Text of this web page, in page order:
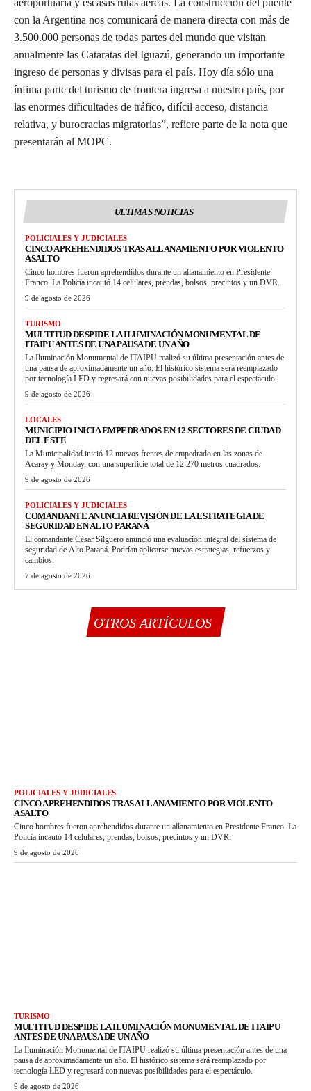
con la Argentina nos comunicará de manera directa con más de
3.500.000 personas de todas partes del mundo que visitan
anualmente las Cataratas del Iguazú, generando un importante
ingreso de personas y divisas para el país. Hoy día sólo una
ínfima parte del turismo de frontera ingresa a nuestro país, por
las enormes dificultades de tráfico, difícil acceso, distancia
relativa, y burocracias migratorias”, refiere parte de la nota que
presentarán al MOPC.
ULTIMAS NOTICIAS
POLICIALES Y JUDICIALES
CINCO APREHENDIDOS TRAS ALLANAMIENTO POR VIOLENTO
ASALTO
Cinco hombres fueron aprehendidos durante un allanamiento en Presidente
Franco. La Policía incautó 14 celulares, prendas, bolsos, precintos y un DVR.
9 de agosto de 2026
TURISMO
MULTITUD DESPIDE LA ILUMINACIÓN MONUMENTAL DE
ITAIPU ANTES DE UNA PAUSA DE UN AÑO
La Iluminación Monumental de ITAIPU realizó su última presentación antes de
una pausa de aproximadamente un año. El histórico sistema será reemplazado
por tecnología LED y regresará con nuevas posibilidades para el espectáculo.
9 de agosto de 2026
LOCALES
MUNICIPIO INICIA EMPEDRADOS EN 12 SECTORES DE CIUDAD
DEL ESTE
La Municipalidad inició 12 nuevos frentes de empedrado en las zonas de
Acaray y Monday, con una superficie total de 12.270 metros cuadrados.
9 de agosto de 2026
POLICIALES Y JUDICIALES
COMANDANTE ANUNCIA REVISIÓN DE LA ESTRATEGIA DE
SEGURIDAD EN ALTO PARANÁ
El comandante César Silguero anunció una evaluación integral del sistema de
seguridad de Alto Paraná. Podrían aplicarse nuevas estrategias, refuerzos y
cambios.
7 de agosto de 2026
OTROS ARTÍCULOS
POLICIALES Y JUDICIALES
CINCO APREHENDIDOS TRAS ALLANAMIENTO POR VIOLENTO
ASALTO
Cinco hombres fueron aprehendidos durante un allanamiento en Presidente Franco. La
Policía incautó 14 celulares, prendas, bolsos, precintos y un DVR.
9 de agosto de 2026
TURISMO
MULTITUD DESPIDE LA ILUMINACIÓN MONUMENTAL DE ITAIPU
ANTES DE UNA PAUSA DE UN AÑO
La Iluminación Monumental de ITAIPU realizó su última presentación antes de una
pausa de aproximadamente un año. El histórico sistema será reemplazado por
tecnología LED y regresará con nuevas posibilidades para el espectáculo.
9 de agosto de 2026